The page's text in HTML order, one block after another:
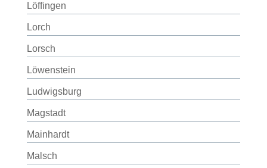
Löffingen
Lorch
Lorsch
Löwenstein
Ludwigsburg
Magstadt
Mainhardt
Malsch